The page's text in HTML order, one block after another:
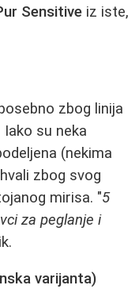
Sensitive iz iste,
zbog linija
Iako su neka
(nekima
zbog svog
mirisa. "5
za peglanje i
varijanta)